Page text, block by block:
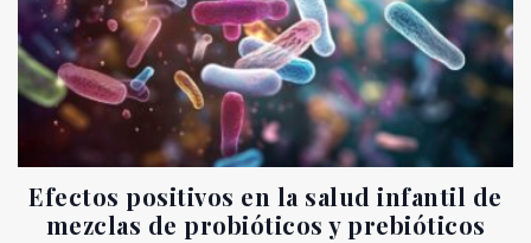
Efectos positivos en la salud infantil de
mezclas de probióticos y prebióticos